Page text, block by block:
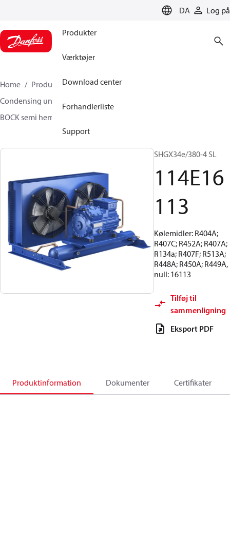
DA Log på
Produkter
Værktøjer
Download center
Forhandlerliste
Support
Home Produkter
Climate Solutions for cooling
Condensing units
BOCK semi hermetic SHG-L
SHGX34e/380-4 SL
114E16
113
Kølemidler: R404A;
R407C; R452A; R407A;
R134a; R407F; R513A;
R448A; R450A; R449A,
null: 16113
Tilføj til
sammenligning
Eksport PDF
Produktinformation Dokumenter Certifikater